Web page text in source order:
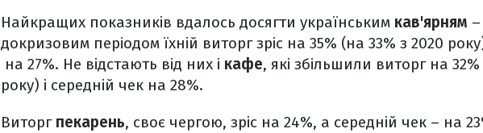
Найкращих показників вдалось досягти українським кав'ярням
докризовим періодом їхній виторг зріс на 35% (на 33% з 2020
на 27%. Не відстають від них і кафе, які збільшили виторг на
року) і середній чек на 28%.
Виторг пекарень, своє чергою, зріс на 24%, а середній чек – на